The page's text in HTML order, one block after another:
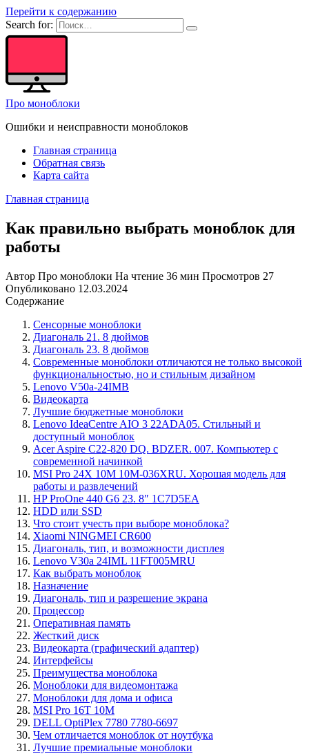
Перейти к содержанию
Search for:
Про моноблоки
Ошибки и неисправности моноблоков
Главная страница
Обратная связь
Карта сайта
Главная страница
Как правильно выбрать моноблок для
работы
Автор Про моноблоки На чтение 36 мин Просмотров 27
Опубликовано 12.03.2024
Содержание
Сенсорные моноблоки
Диагональ 21. 8 дюймов
Диагональ 23. 8 дюймов
Современные моноблоки отличаются не только высокой
функциональностью, но и стильным дизайном
Lenovo V50a-24IMB
Видеокарта
Лучшие бюджетные моноблоки
Lenovo IdeaCentre AIO 3 22ADA05. Стильный и
доступный моноблок
Acer Aspire C22-820 DQ. BDZER. 007. Компьютер с
современной начинкой
MSI Pro 24X 10M 10M-036XRU. Хорошая модель для
работы и развлечений
HP ProOne 440 G6 23. 8″ 1C7D5EA
HDD или SSD
Что стоит учесть при выборе моноблока?
Xiaomi NINGMEI CR600
Диагональ, тип, и возможности дисплея
Lenovo V30a 24IML 11FT005MRU
Как выбрать моноблок
Назначение
Диагональ, тип и разрешение экрана
Процессор
Оперативная память
Жесткий диск
Видеокарта (графический адаптер)
Интерфейсы
Преимущества моноблока
Моноблоки для видеомонтажа
Моноблоки для дома и офиса
MSI Pro 16T 10M
DELL OptiPlex 7780 7780-6697
Чем отличается моноблок от ноутбука
Лучшие премиальные моноблоки